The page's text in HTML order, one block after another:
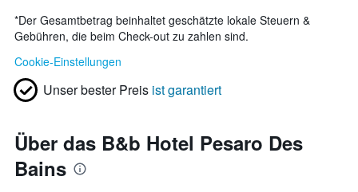
*Der Gesamtbetrag beinhaltet geschätzte lokale Steuern &
Gebühren, die beim Check-out zu zahlen sind.
Cookie-Einstellungen
Unser bester Preis ist garantiert
Über das B&b Hotel Pesaro Des
Bains